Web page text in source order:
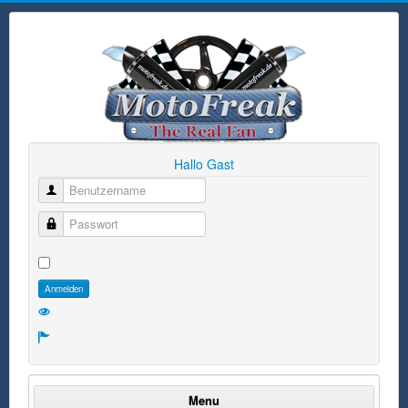
Hallo Gast
Benutzername
Passwort
Anmelden
Menu